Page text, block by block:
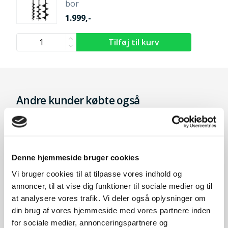
Denne hjemmeside bruger cookies
Vi bruger cookies til at tilpasse vores indhold og
annoncer, til at vise dig funktioner til sociale medier og til
at analysere vores trafik. Vi deler også oplysninger om
din brug af vores hjemmeside med vores partnere inden
for sociale medier, annonceringspartnere og
bor
1.999,-
Andre kunder købte også